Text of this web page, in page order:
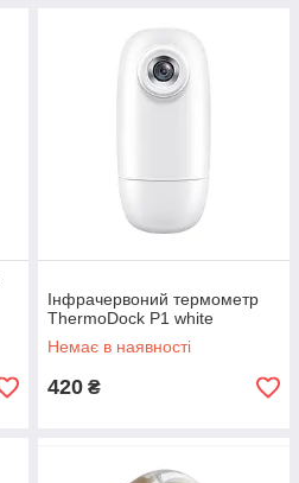
Інфрачервоний термометр
ThermoDock P1 white
Немає в наявності
420 ₴